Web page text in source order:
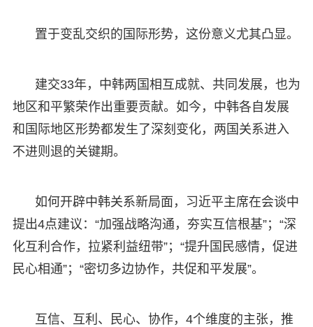
置于变乱交织的国际形势，这份意义尤其凸显。
建交33年，中韩两国相互成就、共同发展，也为
地区和平繁荣作出重要贡献。如今，中韩各自发展
和国际地区形势都发生了深刻变化，两国关系进入
不进则退的关键期。
如何开辟中韩关系新局面，习近平主席在会谈中
提出4点建议：“加强战略沟通，夯实互信根基”；“深
化互利合作，拉紧利益纽带”；“提升国民感情，促进
民心相通”；“密切多边协作，共促和平发展”。
互信、互利、民心、协作，4个维度的主张，推